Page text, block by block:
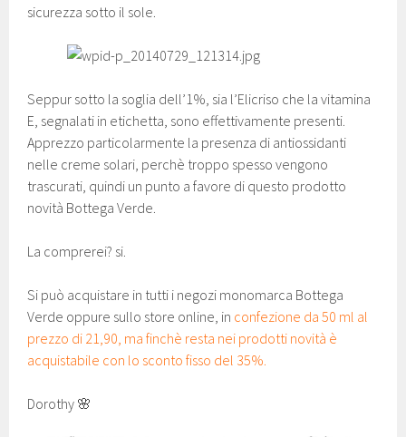
sicurezza sotto il sole.
Seppur sotto la soglia dell’1%, sia l’Elicriso che la vitamina
E, segnalati in etichetta, sono effettivamente presenti.
Apprezzo particolarmente la presenza di antiossidanti
nelle creme solari, perchè troppo spesso vengono
trascurati, quindi un punto a favore di questo prodotto
novità Bottega Verde.
La comprerei? si.
Si può acquistare in tutti i negozi monomarca Bottega
Verde oppure sullo store online, in confezione da 50 ml al
prezzo di 21,90, ma finchè resta nei prodotti novità è
acquistabile con lo sconto fisso del 35%.
Dorothy 🌸